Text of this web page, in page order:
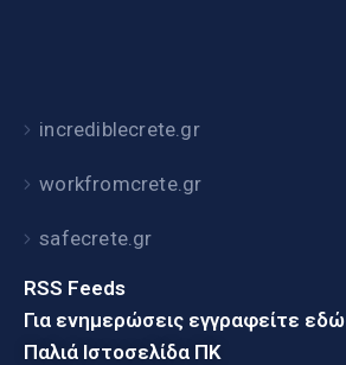
incrediblecrete.gr
workfromcrete.gr
safecrete.gr
RSS Feeds
Για ενημερώσεις εγγραφείτε εδώ
Παλιά Ιστοσελίδα ΠΚ